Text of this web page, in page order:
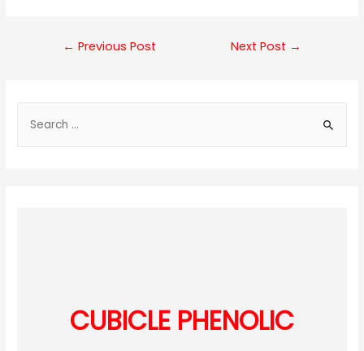
Post
← Previous Post Next Post →
CUBICLE PHENOLIC